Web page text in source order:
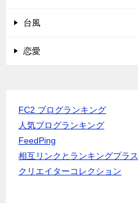
台風
恋愛
FC2 ブログランキング
人気ブログランキング
FeedPing
相互リンクとランキングプラス
クリエイターコレクション